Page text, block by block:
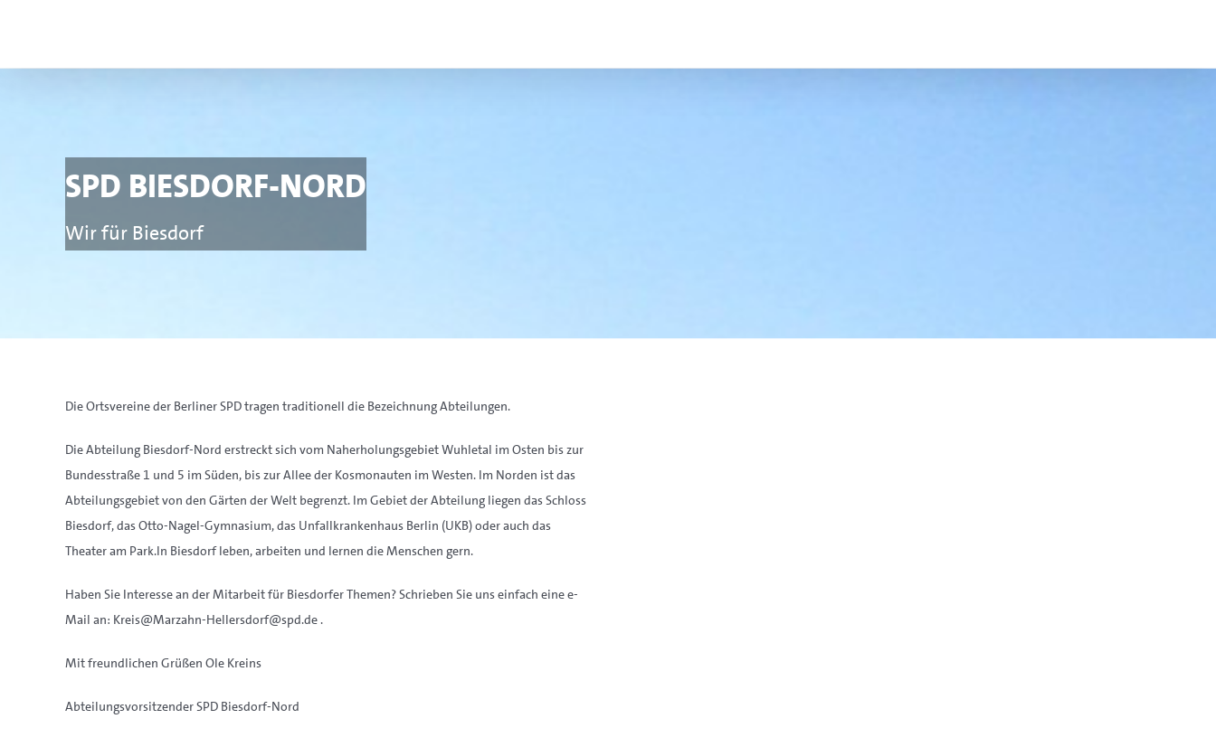
SPD Biesdorf-Nord
Wir für Biesdorf
Die Ortsvereine der Berliner SPD tragen traditionell die Bezeichnung Abteilungen.
Die Abteilung Biesdorf-Nord erstreckt sich vom Naherholungsgebiet Wuhletal im Osten bis zur
Bundesstraße 1 und 5 im Süden, bis zur Allee der Kosmonauten im Westen. Im Norden ist das
Abteilungsgebiet von den Gärten der Welt begrenzt. Im Gebiet der Abteilung liegen das Schloss
Biesdorf, das Otto-Nagel-Gymnasium, das Unfallkrankenhaus Berlin (UKB) oder auch das
Theater am Park.In Biesdorf leben, arbeiten und lernen die Menschen gern.
Haben Sie Interesse an der Mitarbeit für Biesdorfer Themen? Schrieben Sie uns einfach eine e-
Mail an: Kreis@Marzahn-Hellersdorf@spd.de .
Mit freundlichen Grüßen Ole Kreins
Abteilungsvorsitzender SPD Biesdorf-Nord